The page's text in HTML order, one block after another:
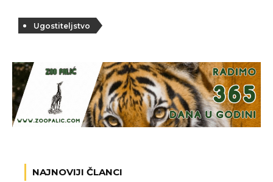
Ugostiteljstvo
NAJNOVIJI ČLANCI